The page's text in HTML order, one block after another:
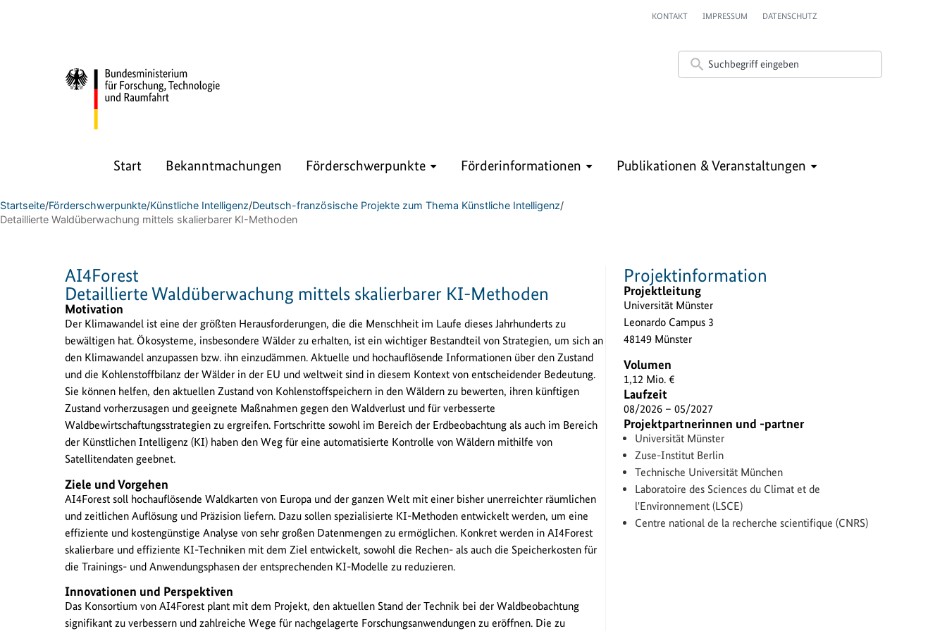
KONTAKT IMPRESSUM DATENSCHUTZ
Start Bekanntmachungen Förderschwerpunkte Förderinformationen Publikationen & Veranstaltungen
Startseite/Förderschwerpunkte/Künstliche Intelligenz/Deutsch-französische Projekte zum Thema Künstliche Intelligenz/
Detaillierte Waldüberwachung mittels skalierbarer KI-Methoden
AI4Forest
Detaillierte Waldüberwachung mittels skalierbarer KI-Methoden
Motivation
Der Klimawandel ist eine der größten Herausforderungen, die die Menschheit im Laufe dieses Jahrhunderts zu
bewältigen hat. Ökosysteme, insbesondere Wälder zu erhalten, ist ein wichtiger Bestandteil von Strategien, um sich an
den Klimawandel anzupassen bzw. ihn einzudämmen. Aktuelle und hochauflösende Informationen über den Zustand
und die Kohlenstoffbilanz der Wälder in der EU und weltweit sind in diesem Kontext von entscheidender Bedeutung.
Sie können helfen, den aktuellen Zustand von Kohlenstoffspeichern in den Wäldern zu bewerten, ihren künftigen
Zustand vorherzusagen und geeignete Maßnahmen gegen den Waldverlust und für verbesserte
Waldbewirtschaftungsstrategien zu ergreifen. Fortschritte sowohl im Bereich der Erdbeobachtung als auch im Bereich
der Künstlichen Intelligenz (KI) haben den Weg für eine automatisierte Kontrolle von Wäldern mithilfe von
Satellitendaten geebnet.
Ziele und Vorgehen
AI4Forest soll hochauflösende Waldkarten von Europa und der ganzen Welt mit einer bisher unerreichter räumlichen
und zeitlichen Auflösung und Präzision liefern. Dazu sollen spezialisierte KI-Methoden entwickelt werden, um eine
effiziente und kostengünstige Analyse von sehr großen Datenmengen zu ermöglichen. Konkret werden in AI4Forest
skalierbare und effiziente KI-Techniken mit dem Ziel entwickelt, sowohl die Rechen- als auch die Speicherkosten für
die Trainings- und Anwendungsphasen der entsprechenden KI-Modelle zu reduzieren.
Innovationen und Perspektiven
Das Konsortium von AI4Forest plant mit dem Projekt, den aktuellen Stand der Technik bei der Waldbeobachtung
signifikant zu verbessern und zahlreiche Wege für nachgelagerte Forschungsanwendungen zu eröffnen. Die zu
Projektinformation
Projektleitung
Universität Münster
Leonardo Campus 3
48149 Münster
Volumen
1,12 Mio. €
Laufzeit
08/2026 – 05/2027
Projektpartnerinnen und -partner
Universität Münster
Zuse-Institut Berlin
Technische Universität München
Laboratoire des Sciences du Climat et de
l'Environnement (LSCE)
Centre national de la recherche scientifique (CNRS)